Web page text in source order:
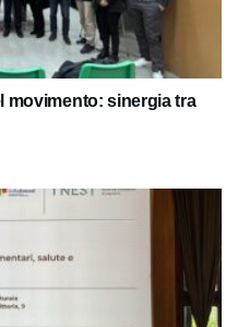
movimento: sinergia tra